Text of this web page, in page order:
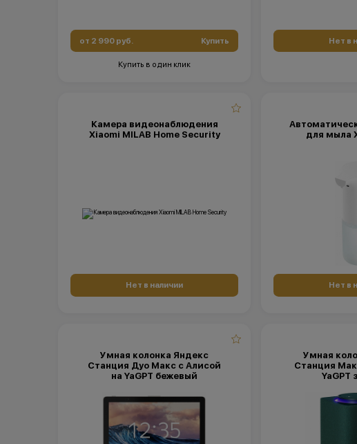
от 2 990 руб. Купить
Купить в один клик
Нет в
Камера видеонаблюдения
Xiaomi MILAB Home Security
Нет в наличии
для мыла
Нет в
Умная колонка Яндекс
Станция Дуо Макс с Алисой
на YaGPT бежевый
Умная
Станция
YaGPT